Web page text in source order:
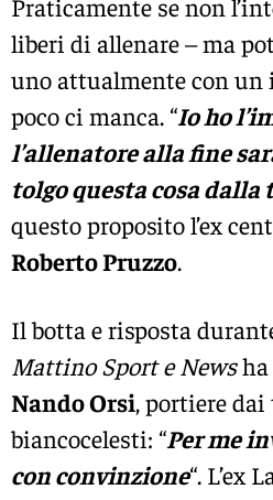
Praticamente se non
liberi di allenare – ma
uno attualmente con un
poco ci manca. “Io ho
l’allenatore alla fine
tolgo questa cosa dalla
questo proposito l’ex
Roberto Pruzzo.
Il botta e risposta
Mattino Sport e News
Nando Orsi, portiere dai
biancocelesti: “Per me
con convinzione“. L’ex